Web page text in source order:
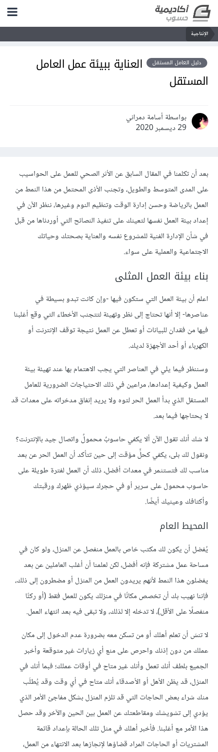
الإنتاجية
دليل العامل المستقل
العناية ببيئة عمل العامل
المستقل
بواسطة أسامة دمراني
29 ديسمبر 2020
بعد أن تكلمنا في المقال السابق عن الأثر الصحي للعمل على الحواسيب
على المدى المتوسط والطويل، وتجنب الأذى المحتمل من هذا النمط من
العمل بالرياضة وحسن إدارة الوقت وتنظيم النوم وغيرها، ننظر الآن في
إعداد بيئة العمل نفسها لتعينك على تنفيذ النصائح التي أوردناها من قبل
في شأن الإدارة الفنية للمشروع نفسه والعناية بصحتك وحياتك
الاجتماعية والعملية على سواء.
بناء بيئة العمل المثلى
اعلم أن بيئة العمل التي ستكون فيها -وإن كانت تبدو بسيطة في
عناصرها- إلا أنها تحتاج إلى نظر وتهيئة لتتجنب الأخطاء التي وقع أغلبنا
فيها من فقدان للبيانات أو تعطل عن العمل نتيجة توقف الإنترنت أو
الكهرباء أو أحد الأجهزة لديك.
وسننظر فيما يلي في العناصر التي يجب الاهتمام بها عند تهيئة بيئة
العمل وكيفية إعدادها، مراعين في ذلك الاحتياجات الضرورية للعامل
المستقل الذي بدأ العمل الحر لتوه ولا يريد إنفاق مدخراته على معدات قد
لا يحتاجها فيما بعد.
لا شك أنك تقول الآن ألا يكفي حاسوبٌ محمولٌ واتصال جيد بالإنترنت؟
ونقول لك بلى، يكفي كحلٍّ مؤقت إلى حين تتأكد أن العمل الحر عن بعد
مناسب لك فتستثمر في معدات أفضل، ذلك أن العمل لفترة طويلة على
حاسوب محمول على سرير أو في حجرك سيؤذي ظهرك ورقبتك
وأكتافك وعينيك أيضًا.
المحيط العام
يُفضل أن يكون لك مكتب خاص بالعمل منفصل عن المنزل، ولو كان في
مساحة عمل مشتركة فإنه أفضل، لكن لعلمنا أن أغلب العاملين عن بعد
يفضلون هذا النمط لأنهم يريدون العمل من المنزل أو مضطرون إلى ذلك،
فإننا نهيب بك أن تخصص مكانًا في منزلك يكون للعمل فقط (أو ركنًا
منفصلًا على الأقل)، لا تدخله إلا لذلك، ولا تبقى فيه بعد انتهاء العمل.
لا تنسَ أن تعلم أهلك أو من تسكن معه بضرورة عدم الدخول إلى مكان
عملك من دون إذنك واحرص على منع أي زيارات غير متوقعة وأخبر
الجميع بلطف أنك تعمل وأنك غير متاح في أوقات عملك؛ فبما أنك في
المنزل، قد يظن الأهل أو الأصدقاء أنك متاح في أي وقت وقد يُطلَب
منك شراء بعض الحاجات التي قد تلزم المنزل بشكل مفاجئ الأمر الذي
يؤدي إلى تشويشك ومقاطعتك عن العمل بين الحين والآخر وقد حصل
هذا الأمر مع أغلبنا. فأخبر أهلك في مثل تلك الحالة بإعداد قائمة
المشتريات أو الحاجات المراد قضاؤها لإنجازها بعد الانتهاء من العمل،